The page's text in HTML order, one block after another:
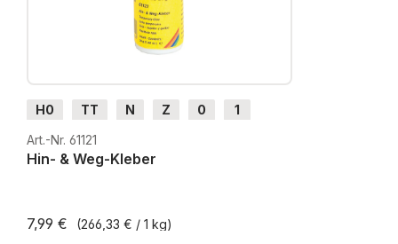
H0 TT N Z 0
1
G
H0m
Art.-Nr. 61121
Hin- & Weg-Kleber
7,99 € (266,33 € / 1 kg)